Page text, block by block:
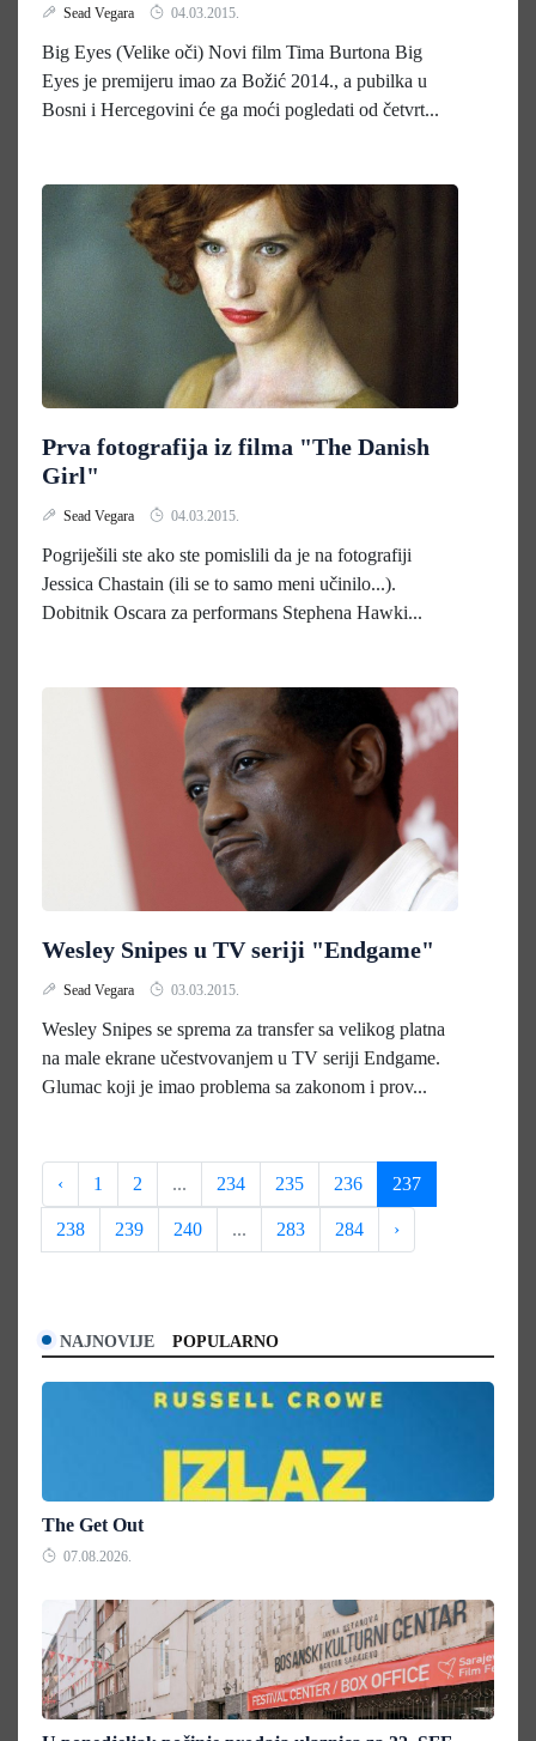
Sead Vegara 04.03.2015.
Big Eyes (Velike oči) Novi film Tima Burtona Big
Eyes je premijeru imao za Božić 2014., a pubilka u
Bosni i Hercegovini će ga moći pogledati od četvrt...
Prva fotografija iz filma "The Danish
Girl"
Sead Vegara 04.03.2015.
Pogriješili ste ako ste pomislili da je na fotografiji
Jessica Chastain (ili se to samo meni učinilo...).
Dobitnik Oscara za performans Stephena Hawki...
Wesley Snipes u TV seriji "Endgame"
Sead Vegara 03.03.2015.
Wesley Snipes se sprema za transfer sa velikog platna
na male ekrane učestvovanjem u TV seriji Endgame.
Glumac koji je imao problema sa zakonom i prov...
‹ 1 2 ... 234 235 236 237
238 239 240 ... 283 284 ›
NAJNOVIJE POPULARNO
The Get Out
07.08.2026.